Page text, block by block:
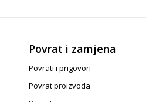
Povrat i zamjena
Povrati i prigovori
Povrat proizvoda